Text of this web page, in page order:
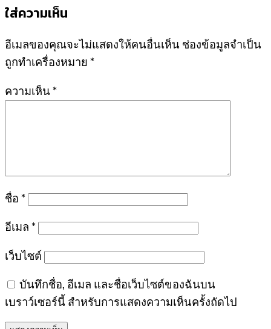
ใส่ความเห็น
อีเมลของคุณจะไม่แสดงให้คนอื่นเห็น ช่องข้อมูลจำเป็น
ถูกทำเครื่องหมาย *
ความเห็น *
ชื่อ *
อีเมล *
เว็บไซต์
บันทึกชื่อ, อีเมล และชื่อเว็บไซต์ของฉันบน
เบราว์เซอร์นี้ สำหรับการแสดงความเห็นครั้งถัดไป